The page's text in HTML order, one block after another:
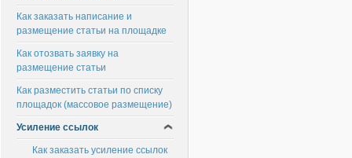
Как заказать написание и
размещение статьи на площадке
Как отозвать заявку на
размещение статьи
Как разместить статьи по списку
площадок (массовое размещение)
Усиление ссылок
Как заказать усиление ссылок